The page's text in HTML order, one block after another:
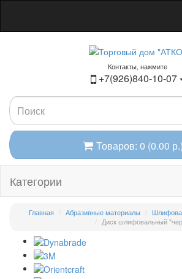
Контакты, нажмите
+7(926)840-10-07
Товаров: 0 (0.00 р.)
Категории
Главная Абразивные материалы
Диск шлифовальный